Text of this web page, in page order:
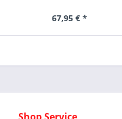
67,95 € *